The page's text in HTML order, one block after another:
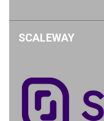
SCALEWAY